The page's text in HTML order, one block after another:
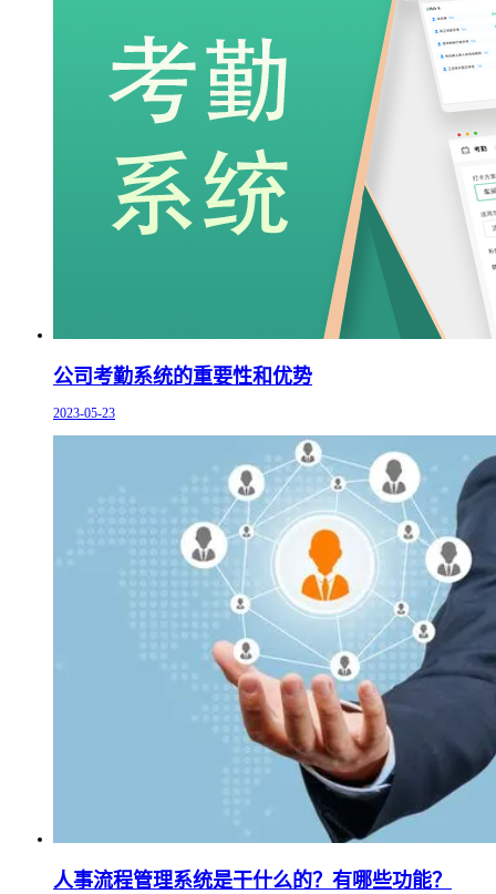
公司考勤系统的重要性和优势
2023-05-23
人事流程管理系统是干什么的？有哪些功能？